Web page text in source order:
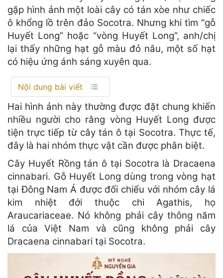
gặp hình ảnh một loài cây có tán xòe như chiếc
ô khổng lồ trên đảo Socotra. Nhưng khi tìm “gỗ
Huyết Long” hoặc “vòng Huyết Long”, anh/chị
lại thấy những hạt gỗ màu đỏ nâu, một số hạt
có hiệu ứng ánh sáng xuyên qua.
Nội dung bài viết
Hai hình ảnh này thường được đặt chung khiến
nhiều người cho rằng vòng Huyết Long được
tiện trực tiếp từ cây tán ô tại Socotra. Thực tế,
đây là hai nhóm thực vật cần được phân biệt.
Cây Huyết Rồng tán ô tại Socotra là Dracaena
cinnabari. Gỗ Huyết Long dùng trong vòng hạt
tại Đông Nam Á được đối chiếu với nhóm cây lá
kim nhiệt đới thuộc chi Agathis, họ
Araucariaceae. Nó không phải cây thông năm
lá của Việt Nam và cũng không phải cây
Dracaena cinnabari tại Socotra.